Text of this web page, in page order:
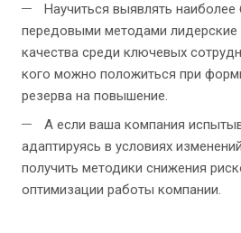
Научиться выявлять
передовыми методами лидерские
качества среди ключевых
кого можно положиться при
резерва на повышение.
А если ваша компания
адаптируясь в условиях
получить методики снижения
оптимизации работы компании.